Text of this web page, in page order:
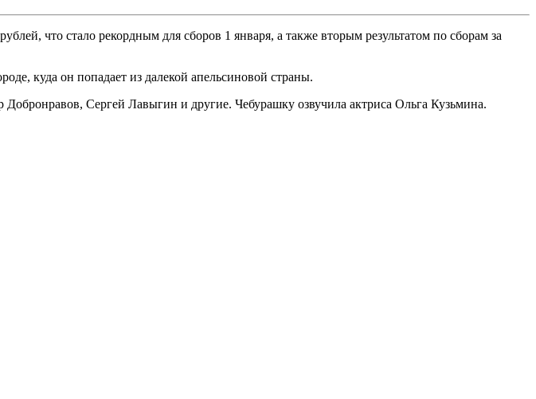
что стало рекордным для сборов 1 января, а также вторым результатом по сборам за
куда он попадает из далекой апельсиновой страны.
Сергей Лавыгин и другие. Чебурашку озвучила актриса Ольга Кузьмина.